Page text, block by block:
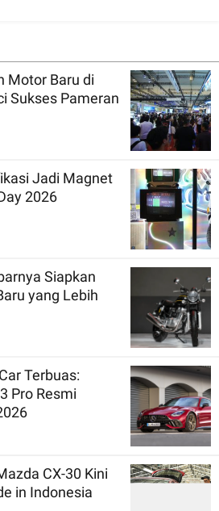
Motor Baru di
Sukses Pameran
Jadi Magnet
2026
Siapkan
yang Lebih
Terbuas:
Pro Resmi
CX-30 Kini
in Indonesia